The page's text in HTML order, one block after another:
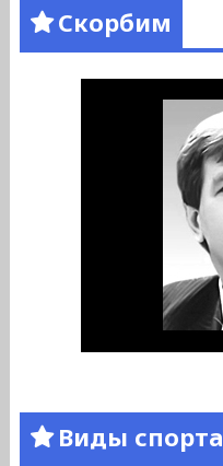
Скорбим
Виды спорта